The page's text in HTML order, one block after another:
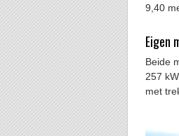
9,40
Eigen
Beide
257
met